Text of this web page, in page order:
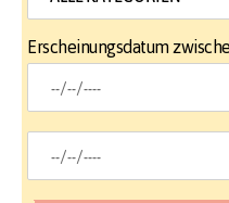
Erscheinungsdatum